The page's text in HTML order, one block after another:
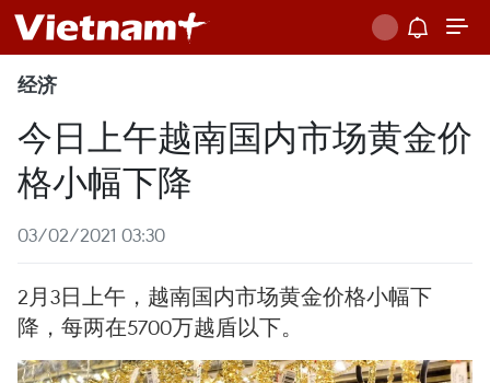
经济
今日上午越南国内市场黄金价
格小幅下降
03/02/2021 03:30
2月3日上午，越南国内市场黄金价格小幅下
降，每两在5700万越盾以下。